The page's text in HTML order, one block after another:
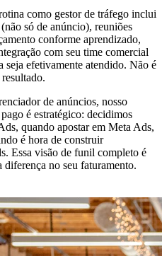
como gestor de tráfego inclui
só de anúncio), reuniões
conforme aprendizado,
com seu time comercial
seja efetivamente atendido. Não é
de anúncios, nosso
é estratégico: decidimos
quando apostar em Meta Ads,
é hora de construir
Essa visão de funil completo é
no seu faturamento.